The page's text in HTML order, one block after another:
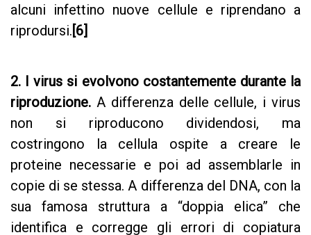
alcuni infettino nuove cellule e riprendano a
riprodursi.[6]
2. I virus si evolvono costantemente durante la
riproduzione. A differenza delle cellule, i virus
non si riproducono dividendosi, ma
costringono la cellula ospite a creare le
proteine necessarie e poi ad assemblarle in
copie di se stessa. A differenza del DNA, con la
sua famosa struttura a “doppia elica” che
identifica e corregge gli errori di copiatura